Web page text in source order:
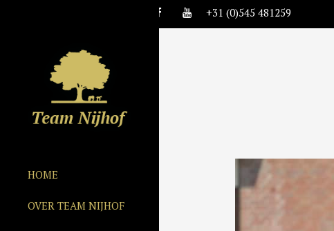
+31 (0)545 481259
HOME
OVER TEAM NIJHOF